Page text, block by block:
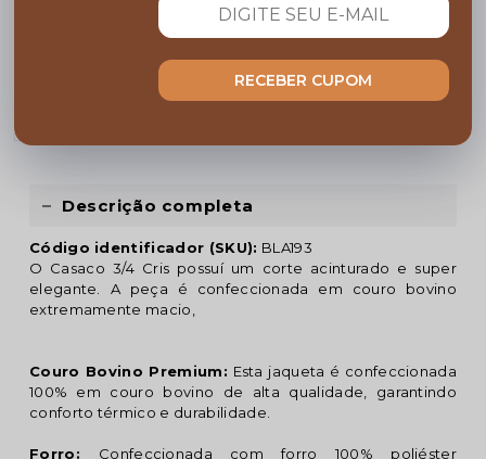
FRETE GRÁTIS
Acima de R$ 599,00
Garanta 10% OFF
Cupom BEMVINDO
Descrição completa
Código identificador (SKU): BLA193
O Casaco 3/4 Cris possuí um corte acinturado e super
elegante. A peça é confeccionada em couro bovino
extremamente macio,
Couro Bovino Premium: Esta jaqueta é confeccionada
100% em couro bovino de alta qualidade, garantindo
conforto térmico e durabilidade.
Forro: Confeccionada com forro 100% poliéster
RECEBER CUPOM